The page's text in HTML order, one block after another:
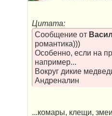
Цитата:
Сообщение от
романтика)))
Особенно, если на
например...
Вокруг дикие
Андреналин
...комары, клещи,